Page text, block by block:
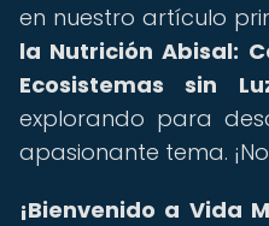
en nuestro artículo
la Nutrición Abisal:
Ecosistemas sin
explorando para
apasionante tema.
¡Bienvenido a Vida